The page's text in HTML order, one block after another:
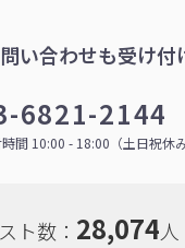
い合わせも受け付
6821-2144
間 10:00 - 18:00（土日祝休み
ト数： 28,074人